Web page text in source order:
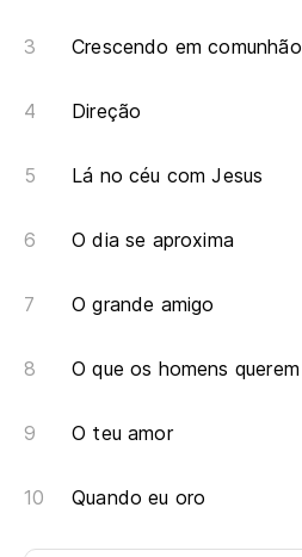
Crescendo em comunhão
Direção
Lá no céu com Jesus
O dia se aproxima
O grande amigo
O que os homens querem
O teu amor
Quando eu oro